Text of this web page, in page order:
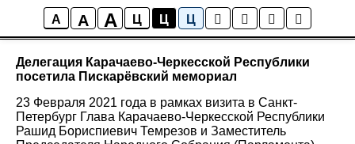
A A A Ц Ц Ц
Новости
Делегация Карачаево-Черкесской Республики
посетила Пискарёвский мемориал
23 Февраля 2021 года в рамках визита в Санкт-
Петербург Глава Карачаево-Черкесской Республики
Рашид Бориспиевич Темрезов и Заместитель